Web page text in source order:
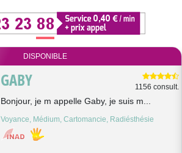
DISPONIBLE
GABY 1156 consult.
Bonjour, je m appelle Gaby, je suis m...
Voyance, Médium, Cartomancie, Radiésthésie